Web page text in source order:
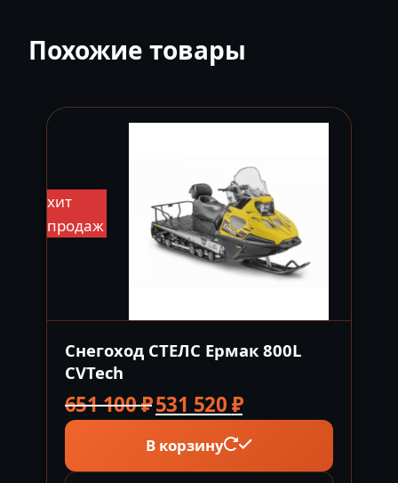
Похожие товары
хит
продаж
Снегоход СТЕЛС Ермак 800L
CVTech
651 100₽ Первоначальная
цена
составляла
651
531 520₽Текущая
цена:
531
520 ₽.
В корзину